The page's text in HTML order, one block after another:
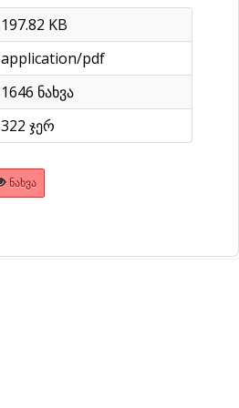
197.82 KB
application/pdf
1646 ნახვა
322 ჯერ
ᲜᲐᲮᲕᲐ